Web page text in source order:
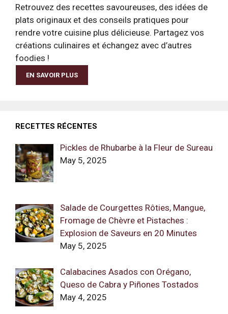
Retrouvez des recettes savoureuses, des idées de
plats originaux et des conseils pratiques pour
rendre votre cuisine plus délicieuse. Partagez vos
créations culinaires et échangez avec d’autres
foodies !
EN SAVOIR PLUS
RECETTES RÉCENTES
Pickles de Rhubarbe à la Fleur de Sureau
May 5, 2025
Salade de Courgettes Rôties, Mangue,
Fromage de Chèvre et Pistaches :
Explosion de Saveurs en 20 Minutes
May 5, 2025
Calabacines Asados con Orégano,
Queso de Cabra y Piñones Tostados
May 4, 2025